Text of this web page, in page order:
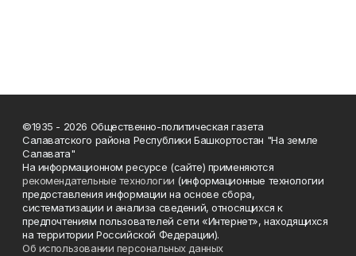
©1935 - 2026 Общественно-политическая газета
Салаватского района Республики Башкортостан "На земле
Салавата"
На информационном ресурсе (сайте) применяются
рекомендательные технологии (информационные технологии
предоставления информации на основе сбора,
систематизации и анализа сведений, относящихся к
предпочтениям пользователей сети «Интернет», находящихся
на территории Российской Федерации).
Об использовании персональных данных